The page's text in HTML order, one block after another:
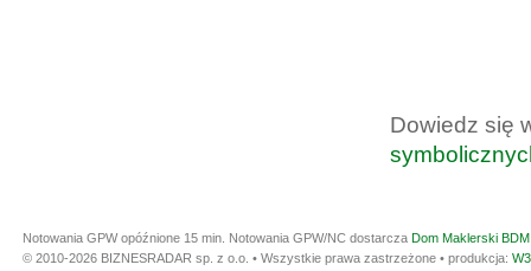
Dowiedz się
Notowania GPW opóźnione 15 min. Notowania GPW/NC dostarcza Dom Maklerski
© 2010-2026 BIZNESRADAR sp. z o.o. • Wszystkie prawa zastrzeżone • produkcja: